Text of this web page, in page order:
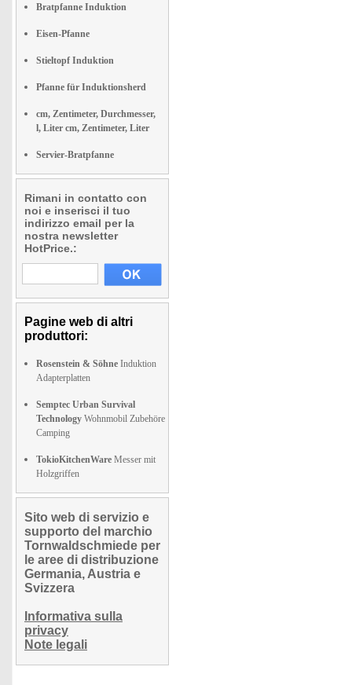
Bratpfanne Induktion
Eisen-Pfanne
Stieltopf Induktion
Pfanne für Induktionsherd
cm, Zentimeter, Durchmesser,
l, Liter cm, Zentimeter, Liter
Servier-Bratpfanne
Rimani in contatto con
noi e inserisci il tuo
indirizzo email per la
nostra newsletter
HotPrice.:
Pagine web di altri
produttori:
Rosenstein & Söhne Induktion
Adapterplatten
Semptec Urban Survival
Technology Wohnmobil Zubehöre
Camping
TokioKitchenWare Messer mit
Holzgriffen
Sito web di servizio e
supporto del marchio
Tornwaldschmiede per
le aree di distribuzione
Germania, Austria e
Svizzera
Informativa sulla
privacy
Note legali